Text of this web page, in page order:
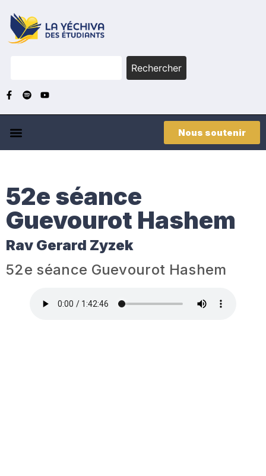
Rechercher
Nous soutenir
52e séance
Guevourot Hashem
Rav Gerard Zyzek
52e séance Guevourot Hashem